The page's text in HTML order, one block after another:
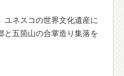
ユネスコの世界文化遺産に
と五箇山の合掌造り集落を